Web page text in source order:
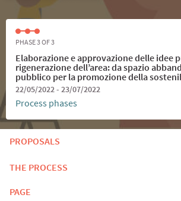
PHASE 3 OF 3
Elaborazione e approvazione delle idee
rigenerazione dell’area: da spazio
pubblico per la promozione della
22/05/2022 - 23/07/2022
Process phases
PROPOSALS
THE PROCESS
PAGE